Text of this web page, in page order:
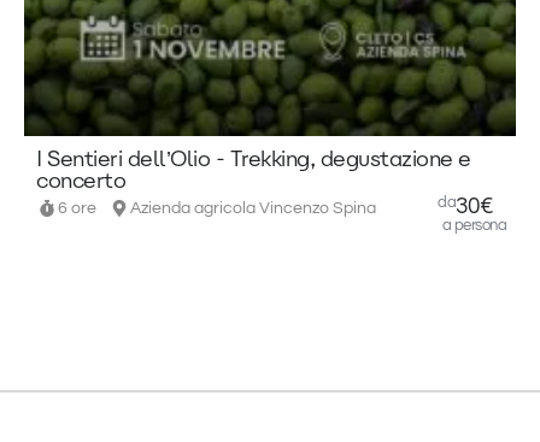
in
collaborazione
con
Agharti
Esplorazioni,
Angelo
Gigliotti,
la
Cooperativa
Scherìa
lento
I Sentieri dell’Olio - Trekking, degustazione e
concerto
6 ore Azienda agricola Vincenzo Spina da30€
a persona